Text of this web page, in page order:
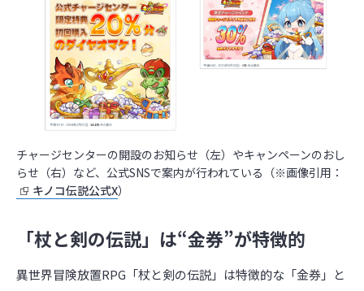
チャージセンターの開設のお知らせ（左）やキャンペーンのおし
らせ（右）など、公式SNSで案内が行われている（※画像引用：
キノコ伝説公式X）
「杖と剣の伝説」は“金券”が特徴的
異世界冒険放置RPG「杖と剣の伝説」は特徴的な「金券」と